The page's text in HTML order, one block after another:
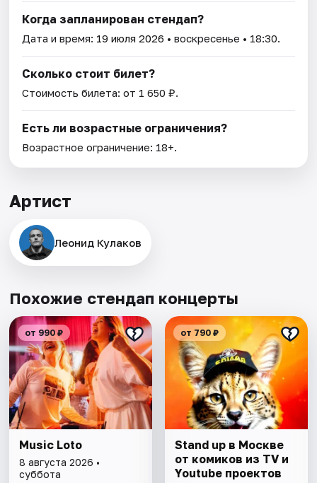
Когда запланирован стендап?
Дата и время: 19 июля 2026 • воскресенье • 18:30.
Сколько стоит билет?
Стоимость билета: от 1 650 ₽.
Есть ли возрастные ограничения?
Возрастное ограничение: 18+.
Артист
Леонид Кулаков
Похожие стендап концерты
от 990 ₽
Music Loto
8 августа 2026 •
суббота
от 790 ₽
Stand up в Москве
от комиков из TV и
Youtube проектов